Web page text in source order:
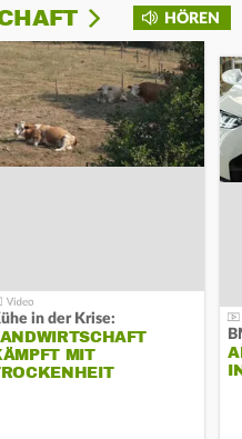
HÖREN
in der Krise:
MIT